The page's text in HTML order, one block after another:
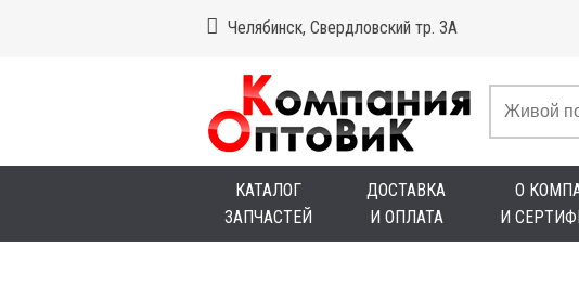
Челябинск, Свердловский тр. 3А
КАТАЛОГ
ЗАПЧАСТЕЙ
ДОСТАВКА
И ОПЛАТА
О
И